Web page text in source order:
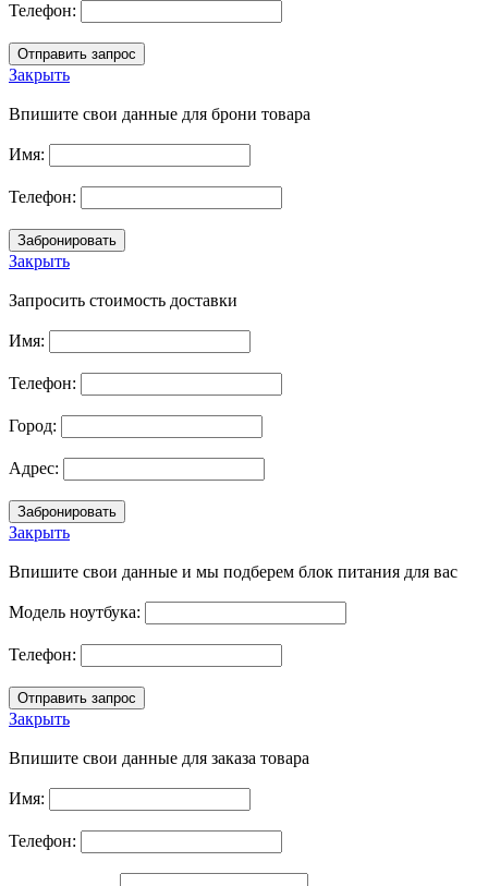
Телефон:
Закрыть
Впишите свои данные для брони товара
Имя:
Телефон:
Закрыть
Запросить стоимость доставки
Имя:
Телефон:
Город:
Адрес:
Закрыть
Впишите свои данные и мы подберем блок питания для вас
Модель ноутбука:
Телефон:
Закрыть
Впишите свои данные для заказа товара
Имя:
Телефон: